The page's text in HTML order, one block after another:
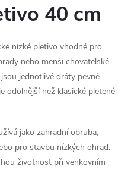
40 cm
nízké pletivo vhodné pro
nebo menší chovatelské
jednotlivé dráty pevně
odolnější než klasické pletené
jako zahradní obruba,
pro stavbu nízkých ohrad.
životnost při venkovním